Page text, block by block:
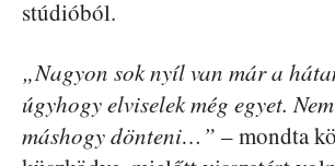
stúdióból.
„Nagyon sok nyíl van már a
úgyhogy elviselek még egyet.
máshogy dönteni…” – mondta